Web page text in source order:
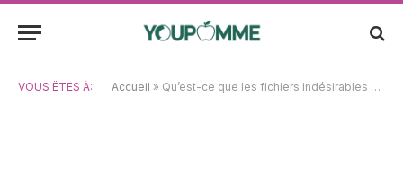
VOUS ÊTES À: Accueil » Qu’est-ce que les fichiers indésirables et comment les identifier et les supprimer sur votre ordinateur ?